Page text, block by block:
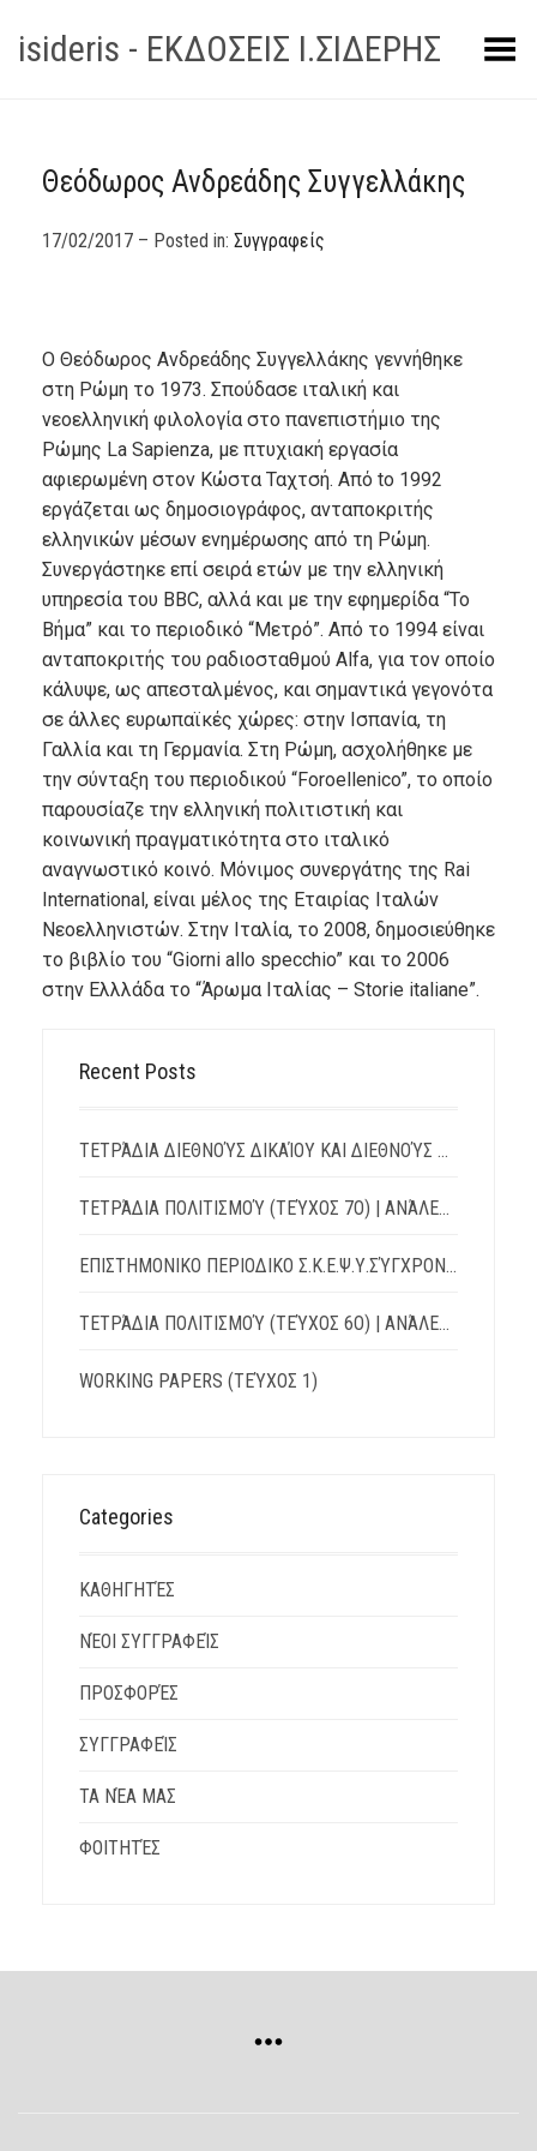
isideris - ΕΚΔΟΣΕΙΣ Ι.ΣΙΔΕΡΗΣToggle Menu
Θεόδωρος Ανδρεάδης Συγγελλάκης
17/02/2017 – Posted in: Συγγραφείς
Ο Θεόδωρος Ανδρεάδης Συγγελλάκης γεννήθηκε
στη Ρώμη το 1973. Σπούδασε ιταλική και
νεοελληνική φιλολογία στο πανεπιστήμιο της
Ρώμης La Sapienza, με πτυχιακή εργασία
αφιερωμένη στον Κώστα Ταχτσή. Από to 1992
εργάζεται ως δημοσιογράφος, ανταποκριτής
ελληνικών μέσων ενημέρωσης από τη Ρώμη.
Συνεργάστηκε επί σειρά ετών με την ελληνική
υπηρεσία του BBC, αλλά και με την εφημερίδα “Το
Βήμα” και το περιοδικό “Μετρό”. Από το 1994 είναι
ανταποκριτής του ραδιοσταθμού Alfa, για τον οποίο
κάλυψε, ως απεσταλμένος, και σημαντικά γεγονότα
σε άλλες ευρωπαϊκές χώρες: στην Ισπανία, τη
Γαλλία και τη Γερμανία. Στη Ρώμη, ασχολήθηκε με
την σύνταξη του περιοδικού “Foroellenico”, το οποίο
παρουσίαζε την ελληνική πολιτιστική και
κοινωνική πραγματικότητα στο ιταλικό
αναγνωστικό κοινό. Μόνιμος συνεργάτης της Rai
International, είναι μέλος της Εταιρίας Ιταλών
Νεοελληνιστών. Στην Ιταλία, το 2008, δημοσιεύθηκε
το βιβλίο του “Giorni allo specchio” και το 2006
στην Ελλλάδα το “Άρωμα Ιταλίας – Storie italiane”.
Recent Posts
ΤΕΤΡΆΔΙΑ ΔΙΕΘΝΟΎΣ ΔΙΚΑΊΟΥ ΚΑΙ ΔΙΕΘΝΟΎΣ ΠΟΛΙΤΙΚΉΣ | TΕΎΧΟΣ 15 – ΙΟΎΛΙΟΣ 2026
ΤΕΤΡΆΔΙΑ ΠΟΛΙΤΙΣΜΟΎ (ΤΕΎΧΟΣ 7Ο) | ΑΝΆΛΕΚΤΑ: ΛΌΓΟΙ – ΔΙΆΛΟΓΟΙ – ΑΝΤΊΛΟΓΟΙ
ΕΠΙΣΤΗΜΟΝΙΚΟ ΠΕΡΙΟΔΙΚΟ Σ.Κ.Ε.Ψ.Υ.ΣΎΓΧΡΟΝΗ ΚΟΙΝΩΝΊΑ, ΕΚΠΑΊΔΕΥΣΗ & ΨΥΧΙΚΉ ΥΓΕΊΑ
ΤΕΤΡΆΔΙΑ ΠΟΛΙΤΙΣΜΟΎ (ΤΕΎΧΟΣ 6Ο) | ΑΝΆΛΕΚΤΑ: ΛΌΓΟΙ – ΔΙΆΛΟΓΟΙ – ΑΝΤΊΛΟΓΟΙ
WORKING PAPERS (ΤΕΎΧΟΣ 1)
Categories
ΚΑΘΗΓΗΤΈΣ
ΝΈΟΙ ΣΥΓΓΡΑΦΕΊΣ
ΠΡΟΣΦΟΡΈΣ
ΣΥΓΓΡΑΦΕΊΣ
ΤΑ ΝΈΑ ΜΑΣ
ΦΟΙΤΗΤΈΣ